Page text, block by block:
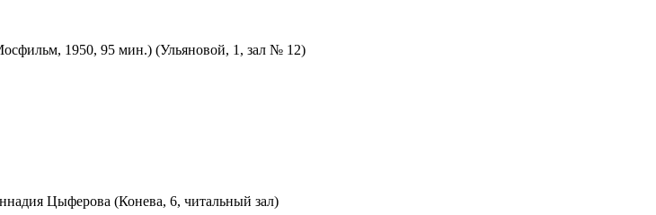
1950, 95 мин.) (Ульяновой, 1, зал № 12)
Цыферова (Конева, 6, читальный зал)